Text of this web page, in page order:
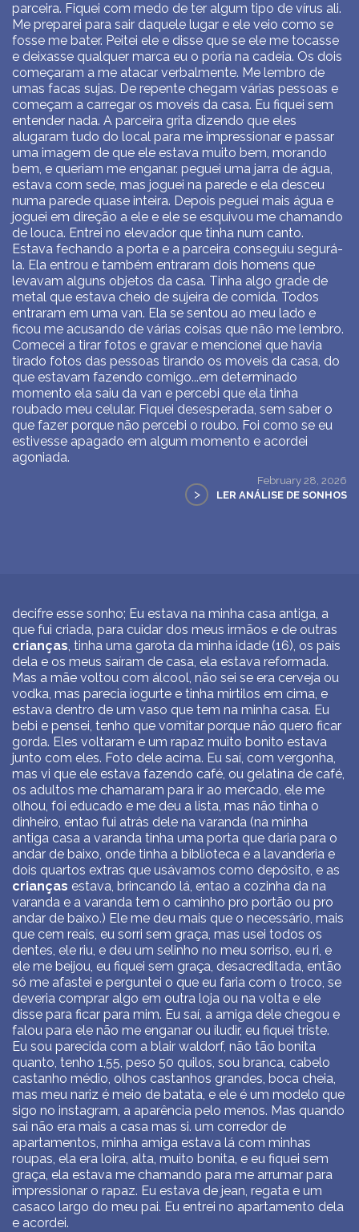
parceira. Fiquei com medo de ter algum tipo de vírus ali.
Me preparei para sair daquele lugar e ele veio como se
fosse me bater. Peitei ele e disse que se ele me tocasse
e deixasse qualquer marca eu o poria na cadeia. Os dois
começaram a me atacar verbalmente. Me lembro de
umas facas sujas. De repente chegam várias pessoas e
começam a carregar os moveis da casa. Eu fiquei sem
entender nada. A parceira grita dizendo que eles
alugaram tudo do local para me impressionar e passar
uma imagem de que ele estava muito bem, morando
bem, e queriam me enganar. peguei uma jarra de água,
estava com sede, mas joguei na parede e ela desceu
numa parede quase inteira. Depois peguei mais água e
joguei em direção a ele e ele se esquivou me chamando
de louca. Entrei no elevador que tinha num canto.
Estava fechando a porta e a parceira conseguiu segurá-
la. Ela entrou e também entraram dois homens que
levavam alguns objetos da casa. Tinha algo grade de
metal que estava cheio de sujeira de comida. Todos
entraram em uma van. Ela se sentou ao meu lado e
ficou me acusando de várias coisas que não me lembro.
Comecei a tirar fotos e gravar e mencionei que havia
tirado fotos das pessoas tirando os moveis da casa, do
que estavam fazendo comigo...em determinado
momento ela saiu da van e percebi que ela tinha
roubado meu celular. Fiquei desesperada, sem saber o
que fazer porque não percebi o roubo. Foi como se eu
estivesse apagado em algum momento e acordei
agoniada.
February 28, 2026
> LER ANÁLISE DE SONHOS
decifre esse sonho; Eu estava na minha casa antiga, a
que fui criada, para cuidar dos meus irmãos e de outras
crianças, tinha uma garota da minha idade (16), os pais
dela e os meus saíram de casa, ela estava reformada.
Mas a mãe voltou com álcool, não sei se era cerveja ou
vodka, mas parecia iogurte e tinha mirtilos em cima, e
estava dentro de um vaso que tem na minha casa. Eu
bebi e pensei, tenho que vomitar porque não quero ficar
gorda. Eles voltaram e um rapaz muito bonito estava
junto com eles. Foto dele acima. Eu saí, com vergonha,
mas vi que ele estava fazendo café, ou gelatina de café,
os adultos me chamaram para ir ao mercado, ele me
olhou, foi educado e me deu a lista, mas não tinha o
dinheiro, entao fui atrás dele na varanda (na minha
antiga casa a varanda tinha uma porta que daria para o
andar de baixo, onde tinha a biblioteca e a lavanderia e
dois quartos extras que usávamos como depósito, e as
crianças estava, brincando lá, entao a cozinha da na
varanda e a varanda tem o caminho pro portão ou pro
andar de baixo.) Ele me deu mais que o necessário, mais
que cem reais, eu sorri sem graça, mas usei todos os
dentes, ele riu, e deu um selinho no meu sorriso, eu ri, e
ele me beijou, eu fiquei sem graça, desacreditada, então
só me afastei e perguntei o que eu faria com o troco, se
deveria comprar algo em outra loja ou na volta e ele
disse para ficar para mim. Eu saí, a amiga dele chegou e
falou para ele não me enganar ou iludir, eu fiquei triste.
Eu sou parecida com a blair waldorf, não tão bonita
quanto, tenho 1,55, peso 50 quilos, sou branca, cabelo
castanho médio, olhos castanhos grandes, boca cheia,
mas meu nariz é meio de batata, e ele é um modelo que
sigo no instagram, a aparência pelo menos. Mas quando
sai não era mais a casa mas si. um corredor de
apartamentos, minha amiga estava lá com minhas
roupas, ela era loira, alta, muito bonita, e eu fiquei sem
graça, ela estava me chamando para me arrumar para
impressionar o rapaz. Eu estava de jean, regata e um
casaco largo do meu pai. Eu entrei no apartamento dela
e acordei.